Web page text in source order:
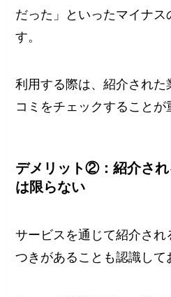
だった」といったマイナス
す。
利用する際は、紹介された
コミをチェックすることが
デメリット②：紹介され
は限らない
サービスを通じて紹介され
つきがあることも認識して